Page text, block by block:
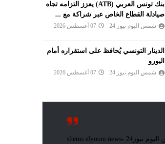
بنك تونس العربي (ATB) يعزز التزامه تجاه
صيادلة القطاع الخاص عبر شراكة مع ...
شمس اليوم نيوز 24 07 أغسطس 2026
الدينار التونسي يُحافظ على استقراره أمام
اليورو
شمس اليوم نيوز 24 07 أغسطس 2026